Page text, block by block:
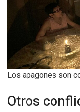
Los apagones son
Otros